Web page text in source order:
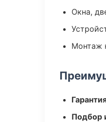
Окна,
Монтаж
Подбор